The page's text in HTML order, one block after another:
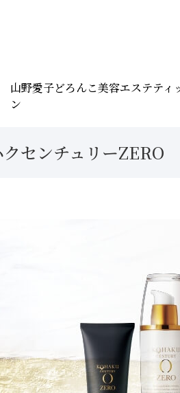
山野愛子どろんこ美容エステティ
ン
クセンチュリーZERO